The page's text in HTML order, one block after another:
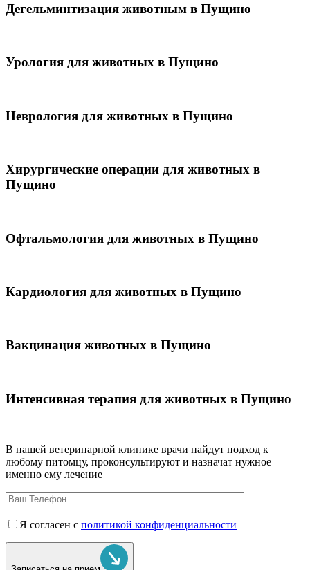
Дегельминтизация животным в Пущино
Урология для животных в Пущино
Неврология для животных в Пущино
Хирургические операции для животных в
Пущино
Офтальмология для животных в Пущино
Кардиология для животных в Пущино
Вакцинация животных в Пущино
Интенсивная терапия для животных в Пущино
В нашей ветеринарной клинике врачи найдут подход к
любому питомцу, проконсультируют и назначат нужное
именно ему лечение
Я согласен с политикой конфиденциальности